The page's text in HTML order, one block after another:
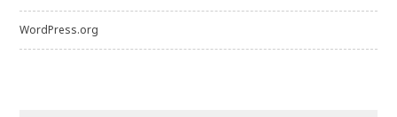
WordPress.org